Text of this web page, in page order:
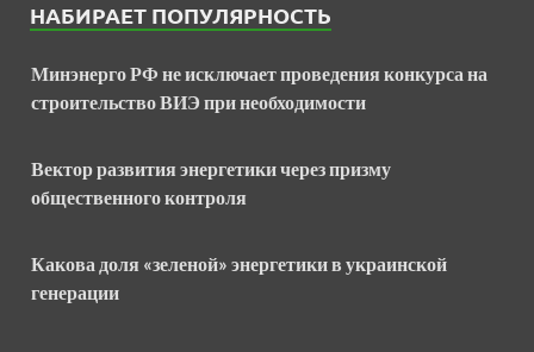
НАБИРАЕТ ПОПУЛЯРНОСТЬ
Минэнерго РФ не исключает проведения конкурса на
строительство ВИЭ при необходимости
Вектор развития энергетики через призму
общественного контроля
Какова доля «зеленой» энергетики в украинской
генерации